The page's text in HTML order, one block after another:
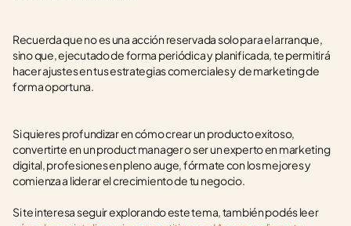
Recuerda que no es una acción reservada solo para el arranque,
sino que, ejecutado de forma periódica y planificada, te permitirá
hacer ajustes en tus estrategias comerciales y de marketing de
forma oportuna.
Si quieres profundizar en cómo crear un producto exitoso,
convertirte en un product manager o ser un experto en marketing
digital, profesiones en pleno auge, fórmate con los mejores y
comienza a liderar el crecimiento de tu negocio.
Si te interesa seguir explorando este tema, también podés leer